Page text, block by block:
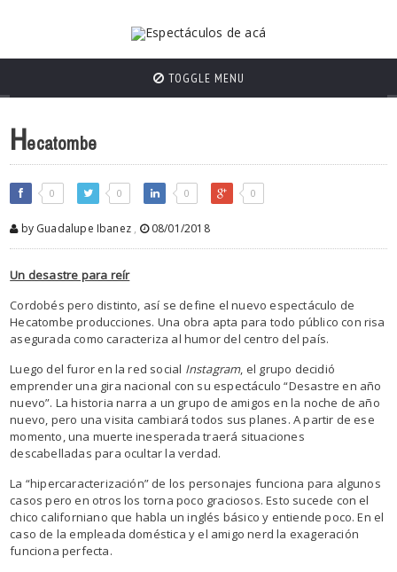
TOGGLE MENU
Hecatombe
0 0 0 0
by Guadalupe Ibanez , 08/01/2018
Un desastre para reír
Cordobés pero distinto, así se define el nuevo espectáculo de
Hecatombe producciones. Una obra apta para todo público con risa
asegurada como caracteriza al humor del centro del país.
Luego del furor en la red social Instagram, el grupo decidió
emprender una gira nacional con su espectáculo “Desastre en año
nuevo”. La historia narra a un grupo de amigos en la noche de año
nuevo, pero una visita cambiará todos sus planes. A partir de ese
momento, una muerte inesperada traerá situaciones
descabelladas para ocultar la verdad.
La “hipercaracterización” de los personajes funciona para algunos
casos pero en otros los torna poco graciosos. Esto sucede con el
chico californiano que habla un inglés básico y entiende poco. En el
caso de la empleada doméstica y el amigo nerd la exageración
funciona perfecta.